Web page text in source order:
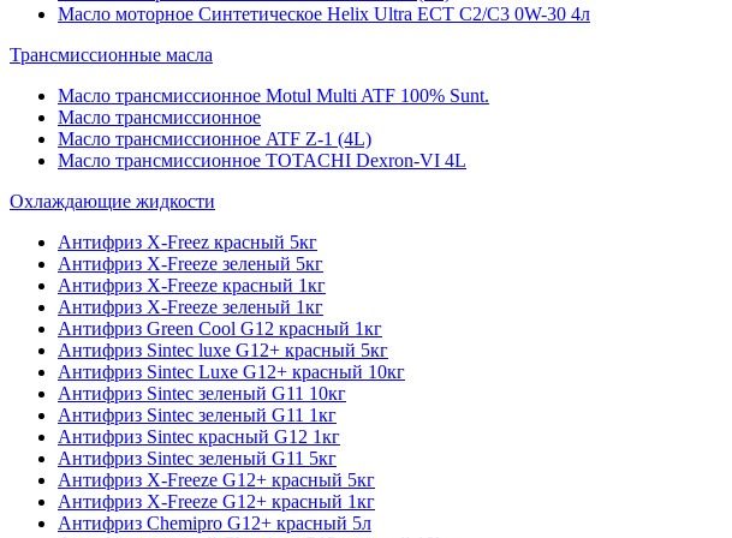
Масло моторное Синтетическое Helix Ultra ECT C2/C3 0W-30 4л
Трансмиссионные масла
Масло трансмиссионное Motul Multi ATF 100% Sunt.
Масло трансмиссионное
Масло трансмиссионное ATF Z-1 (4L)
Масло трансмиссионное TOTACHI Dexron-VI 4L
Охлаждающие жидкости
Антифриз X-Freez красный 5кг
Антифриз X-Freeze зеленый 5кг
Антифриз X-Freeze красный 1кг
Антифриз X-Freeze зеленый 1кг
Антифриз Green Cool G12 красный 1кг
Антифриз Sintec luxe G12+ красный 5кг
Антифриз Sintec Luxe G12+ красный 10кг
Антифриз Sintec зеленый G11 10кг
Антифриз Sintec зеленый G11 1кг
Антифриз Sintec красный G12 1кг
Антифриз Sintec зеленый G11 5кг
Антифриз X-Freeze G12+ красный 5кг
Антифриз X-Freeze G12+ красный 1кг
Антифриз Chemipro G12+ красный 5л